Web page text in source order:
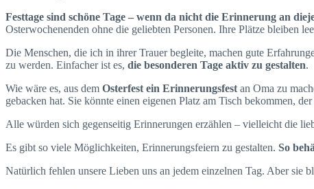
Festtage sind schöne Tage – wenn da nicht die Erinnerung an
Osterwochenenden ohne die geliebten Personen. Ihre Plätze bleiben
Die Menschen, die ich in ihrer Trauer begleite, machen gute
zu werden. Einfacher ist es, die besonderen Tage aktiv zu gestalten.
Wie wäre es, aus dem Osterfest ein Erinnerungsfest an Oma zu
gebacken hat. Sie könnte einen eigenen Platz am Tisch bekommen,
Alle würden sich gegenseitig Erinnerungen erzählen – vielleicht die
Es gibt so viele Möglichkeiten, Erinnerungsfeiern zu gestalten. So
Natürlich fehlen unsere Lieben uns an jedem einzelnen Tag. Aber sie